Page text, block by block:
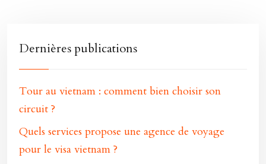
Dernières publications
Tour au vietnam : comment bien choisir son
circuit ?
Quels services propose une agence de voyage
pour le visa vietnam ?